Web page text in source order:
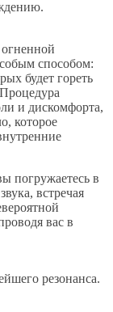
способом:
будет гореть
и дискомфорта,
которое
погружаетесь в
встречая
вас в
резонанса.